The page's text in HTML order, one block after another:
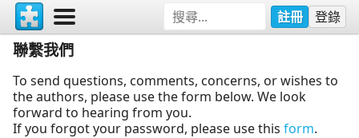
註冊 登錄
聯繫我們
To send questions, comments, concerns, or wishes to
the authors, please use the form below. We look
forward to hearing from you.
If you forgot your password, please use this form.